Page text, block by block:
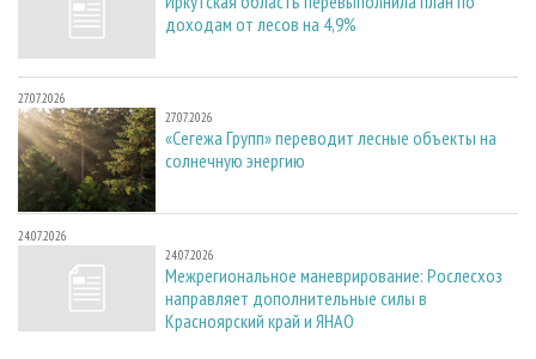
доходам от лесов на 4,9%
27.07.2026
27.07.2026
«Сегежа Групп» переводит лесные объекты на
солнечную энергию
24.07.2026
24.07.2026
Межрегиональное маневрирование: Рослесхоз
направляет дополнительные силы в
Красноярский край и ЯНАО